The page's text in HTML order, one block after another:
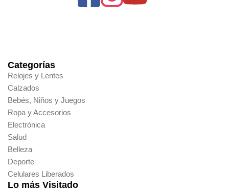
Categorías
Relojes y Lentes
Calzados
Bebés, Niños y Juegos
Ropa y Accesorios
Electrónica
Salud
Belleza
Deporte
Celulares Liberados
Lo más Visitado